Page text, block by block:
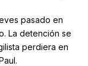
pasado en
La detención se
perdiera en